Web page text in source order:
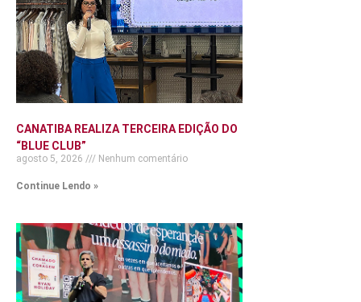
CANATIBA REALIZA TERCEIRA EDIÇÃO DO
“BLUE CLUB”
agosto 5, 2026 Nenhum comentário
Continue Lendo »